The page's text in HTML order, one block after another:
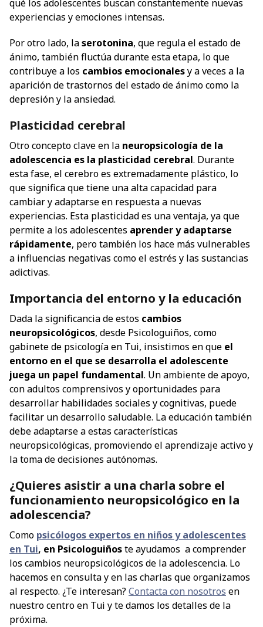
qué los adolescentes buscan constantemente nuevas
experiencias y emociones intensas.
Por otro lado, laserotonina, que regula el estado de
ánimo, también fluctúa durante esta etapa, lo que
contribuye a los cambios emocionalesy a veces a la
aparición de trastornos del estado de ánimo como la
depresión y la ansiedad.
Plasticidad cerebral
Otro concepto clave en la neuropsicología de la
adolescencia es la plasticidad cerebral. Durante
esta fase, el cerebro es extremadamente plástico, lo
que significa que tiene una alta capacidad para
cambiar y adaptarse en respuesta a nuevas
experiencias. Esta plasticidad es una ventaja, ya que
permite a los adolescentes aprender y adaptarse
rápidamente, pero también los hace más vulnerables
a influencias negativas como el estrés y las sustancias
adictivas.
Importancia del entorno y la educación
Dada la significancia de estos cambios
neuropsicológicos, desde Psicologuiños, como
gabinete de psicología en Tui, insistimos en que el
entorno en el que se desarrolla el adolescente
juega un papel fundamental. Un ambiente de apoyo,
con adultos comprensivos y oportunidades para
desarrollar habilidades sociales y cognitivas, puede
facilitar un desarrollo saludable. La educación también
debe adaptarse a estas características
neuropsicológicas, promoviendo el aprendizaje activo y
la toma de decisiones autónomas.
¿Quieres asistir a una charla sobre el
funcionamiento neuropsicológico en la
adolescencia?
Como psicólogos expertos en niños y adolescentes
en Tui, en Psicologuiñoste ayudamos a comprender
los cambios neuropsicológicos de la adolescencia. Lo
hacemos en consulta y en las charlas que organizamos
al respecto. ¿Te interesan? Contacta con nosotros en
nuestro centro en Tui y te damos los detalles de la
próxima.